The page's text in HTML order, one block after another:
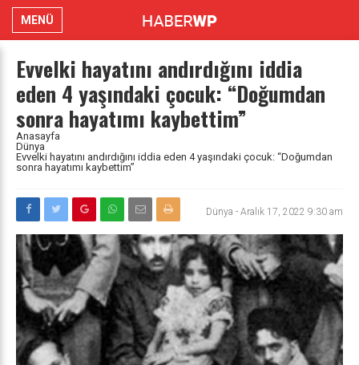
MENÜ
Evvelki hayatını andırdığını iddia
eden 4 yaşındaki çocuk: “Doğumdan
sonra hayatımı kaybettim”
Anasayfa
Dünya
Evvelki hayatını andırdığını iddia eden 4 yaşındaki çocuk: “Doğumdan
sonra hayatımı kaybettim”
Dünya - Aralık 17, 2022 9:30 am